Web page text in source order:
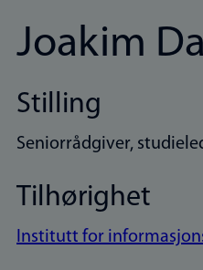
Joakim
Stilling
Seniorrådgiver,
Tilhørighet
Institutt for